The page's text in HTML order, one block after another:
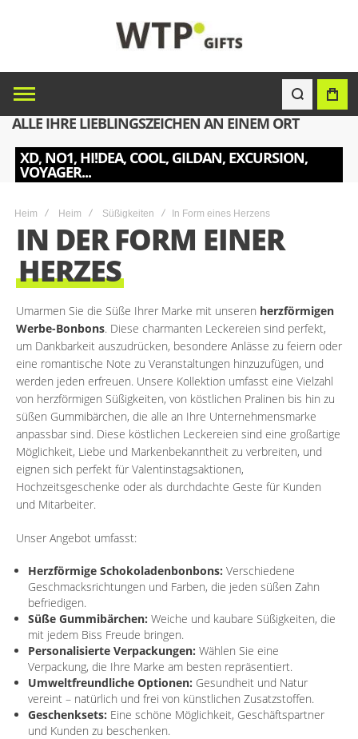
ALLE IHRE LIEBLINGSZEICHEN AN EINEM ORT
XD, NO1, HI!DEA, COOL, GILDAN, EXCURSION,
VOYAGER...
Heim Heim Süßigkeiten In Form eines Herzens
IN DER FORM EINER
HERZES
Umarmen Sie die Süße Ihrer Marke mit unseren herzförmigen
Werbe-Bonbons. Diese charmanten Leckereien sind perfekt,
um Dankbarkeit auszudrücken, besondere Anlässe zu feiern oder
eine romantische Note zu Veranstaltungen hinzuzufügen, und
werden jeden erfreuen. Unsere Kollektion umfasst eine Vielzahl
von herzförmigen Süßigkeiten, von köstlichen Pralinen bis hin zu
süßen Gummibärchen, die alle an Ihre Unternehmensmarke
anpassbar sind. Diese köstlichen Leckereien sind eine großartige
Möglichkeit, Liebe und Markenbekanntheit zu verbreiten, und
eignen sich perfekt für Valentinstagsaktionen,
Hochzeitsgeschenke oder als durchdachte Geste für Kunden
und Mitarbeiter.
Unser Angebot umfasst:
Herzförmige Schokoladenbonbons: Verschiedene
Geschmacksrichtungen und Farben, die jeden süßen Zahn
befriedigen.
Süße Gummibärchen: Weiche und kaubare Süßigkeiten, die
mit jedem Biss Freude bringen.
Personalisierte Verpackungen: Wählen Sie eine
Verpackung, die Ihre Marke am besten repräsentiert.
Umweltfreundliche Optionen: Gesundheit und Natur
vereint – natürlich und frei von künstlichen Zusatzstoffen.
Geschenksets: Eine schöne Möglichkeit, Geschäftspartner
und Kunden zu beschenken.